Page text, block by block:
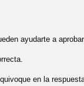
ayudarte a
en la